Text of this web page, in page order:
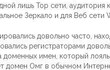
лишь Тор сети,
Зеркало и для Веб сети
довольно часто,
регистраторами
доменных имен, который
домен Омг в обычном